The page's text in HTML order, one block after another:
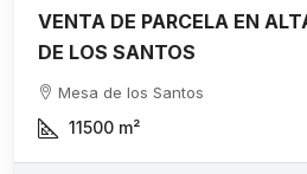
VENTA DE PARCELA EN
DE LOS SANTOS
Mesa de los Santos
11500 m²